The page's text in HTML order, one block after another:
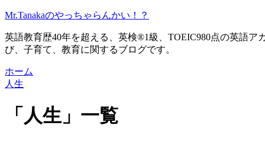
Mr.Tanakaのやっちゃらんかい！？
英語教育歴40年を超える、英検®1級、TOEIC980点の英語ア
び、子育て、教育に関するブログです。
ホーム
人生
「 人生 」 一覧